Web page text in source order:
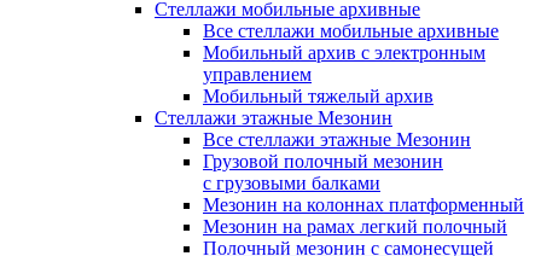
Стеллажи мобильные архивные
Все стеллажи мобильные архивные
Мобильный архив с электронным
управлением
Мобильный тяжелый архив
Стеллажи этажные Мезонин
Все стеллажи этажные Мезонин
Грузовой полочный мезонин
с грузовыми балками
Мезонин на колоннах платформенный
Мезонин на рамах легкий полочный
Полочный мезонин с самонесущей